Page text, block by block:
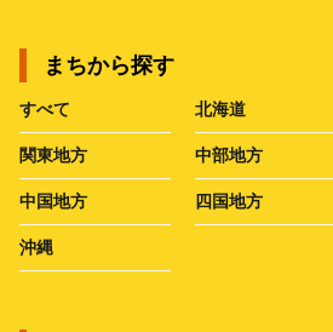
まちから探す
すべて 北海道
関東地方 中部地方
中国地方 四国地方
沖縄